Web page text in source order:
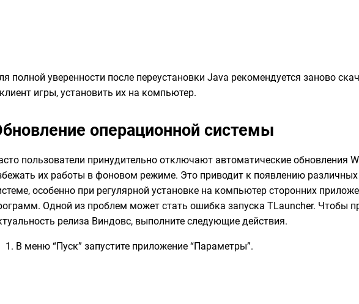
полной уверенности после переустановки Java рекомендуется заново
игры, установить их на компьютер.
операционной системы
пользователи принудительно отключают автоматические обновления
их работы в фоновом режиме. Это приводит к появлению
особенно при регулярной установке на компьютер сторонних
Одной из проблем может стать ошибка запуска TLauncher. Чтобы
релиза Виндовс, выполните следующие действия.
В меню “Пуск” запустите приложение “Параметры”.